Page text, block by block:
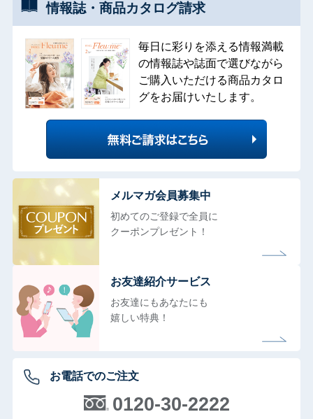
情報誌・ 商品カタログ請求
毎日に彩りを添える情報満載
の情報誌や誌面で選びながら
ご購入いただける商品カタロ
グをお届けいたします。
メルマガ会員募集中
初めてのご登録で全員に
クーポンプレゼント！
お友達紹介サービス
お友達にもあなたにも
嬉しい特典！
お電話でのご注文
0120-30-2222